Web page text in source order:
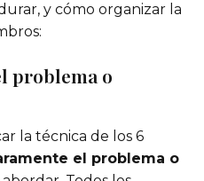
y cómo organizar la
problema o
la técnica de los 6
el problema o